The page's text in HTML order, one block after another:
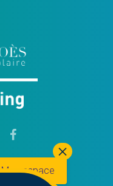
Mon espace